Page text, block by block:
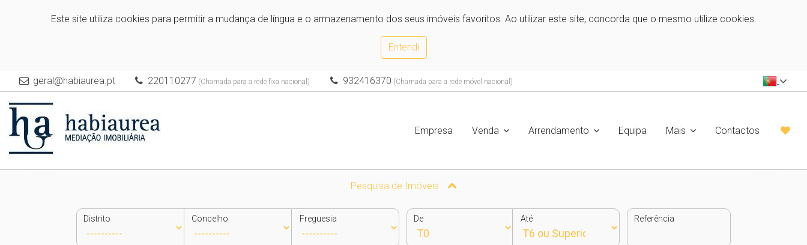
Este site utiliza cookies para permitir a mudança de língua e o armazenamento dos seus imóveis favoritos. Ao utilizar este site, concorda que o mesmo utilize cookies.
Entendi
geral@habiaurea.pt 220110277 (Chamada para a rede fixa nacional) 932416370 (Chamada para a rede móvel nacional)
Empresa Venda Arrendamento Equipa Mais Contactos
Pesquisa de Imóveis
Distrito Concelho Freguesia De Até Referência